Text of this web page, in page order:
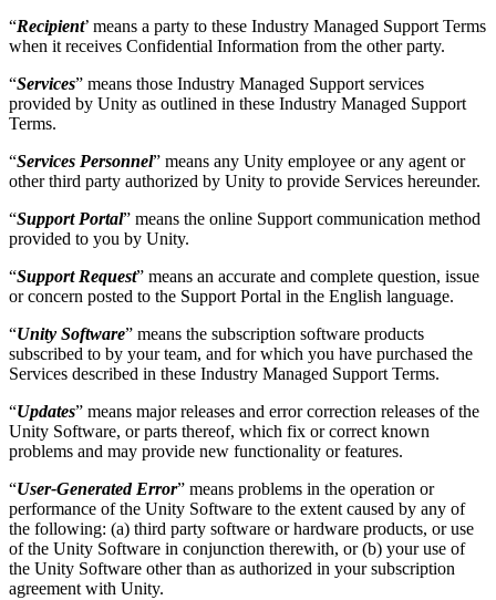
“Recipient’ means a party to these Industry Managed Support Terms
when it receives Confidential Information from the other party.
“Services” means those Industry Managed Support services
provided by Unity as outlined in these Industry Managed Support
Terms.
“Services Personnel” means any Unity employee or any agent or
other third party authorized by Unity to provide Services hereunder.
“Support Portal” means the online Support communication method
provided to you by Unity.
“Support Request” means an accurate and complete question, issue
or concern posted to the Support Portal in the English language.
“Unity Software” means the subscription software products
subscribed to by your team, and for which you have purchased the
Services described in these Industry Managed Support Terms.
“Updates” means major releases and error correction releases of the
Unity Software, or parts thereof, which fix or correct known
problems and may provide new functionality or features.
“User-Generated Error” means problems in the operation or
performance of the Unity Software to the extent caused by any of
the following: (a) third party software or hardware products, or use
of the Unity Software in conjunction therewith, or (b) your use of
the Unity Software other than as authorized in your subscription
agreement with Unity.